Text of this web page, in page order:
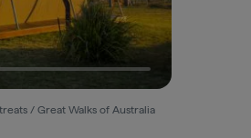
/ Great Walks of Australia